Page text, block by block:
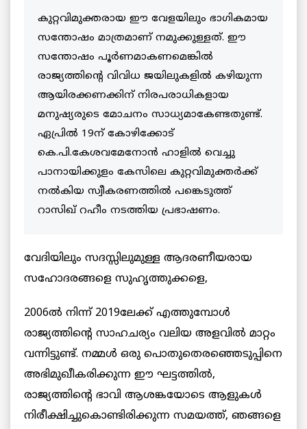
കുറ്റവിമുക്തരായ ഈ വേളയിലും ഭാഗികമായ
സന്തോഷം മാത്രമാണ് നമുക്കുള്ളത്. ഈ
സന്തോഷം പൂർണമാകണമെങ്കിൽ
രാജ്യത്തിന്റെ വിവിധ ജയിലുകളിൽ കഴിയുന്ന
ആയിരക്കണക്കിന് നിരപരാധികളായ
മനുഷ്യരുടെ മോചനം സാധ്യമാകേണ്ടതുണ്ട്.
ഏപ്രിൽ 19ന് കോഴിക്കോട്
കെ.പി.കേശവമേനോൻ ഹാളിൽ വെച്ചു
പാനായിക്കുളം കേസിലെ കുറ്റവിമുക്തർക്ക്
നൽകിയ സ്വീകരണത്തിൽ പങ്കെടുത്ത്
റാസിഖ് റഹീം നടത്തിയ പ്രഭാഷണം.
വേദിയിലും സദസ്സിലുമുള്ള ആദരണീയരായ
സഹോദരങ്ങളെ സുഹൃത്തുക്കളെ,
2006ൽ നിന്ന് 2019ലേക്ക് എത്തുമ്പോൾ
രാജ്യത്തിന്റെ സാഹചര്യം വലിയ അളവിൽ മാറ്റം
വന്നിട്ടുണ്ട്. നമ്മൾ ഒരു പൊതുതെരഞ്ഞെടുപ്പിനെ
അഭിമുഖീകരിക്കുന്ന ഈ ഘട്ടത്തിൽ,
രാജ്യത്തിന്റെ ഭാവി ആശങ്കയോടെ ആളുകൾ
നിരീക്ഷിച്ചുകൊണ്ടിരിക്കുന്ന സമയത്ത്, ഞങ്ങളെ